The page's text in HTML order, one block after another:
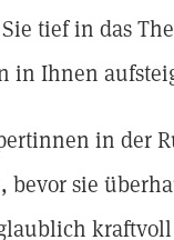
tief in das
in Ihnen
in der
bevor sie